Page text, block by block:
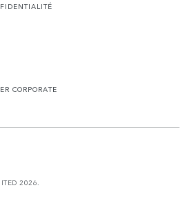
CORPORATE
2026.